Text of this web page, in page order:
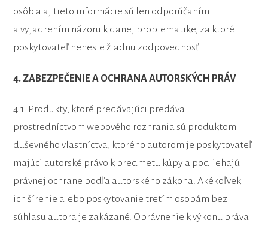
osôb a aj tieto informácie sú len odporúčaním
a vyjadrením názoru k danej problematike, za ktoré
poskytovateľ nenesie žiadnu zodpovednosť.
4. ZABEZPEČENIE A OCHRANA AUTORSKÝCH PRÁV
4.1. Produkty, ktoré predávajúci predáva
prostredníctvom webového rozhrania sú produktom
duševného vlastníctva, ktorého autorom je poskytovateľ
majúci autorské právo k predmetu kúpy a podliehajú
právnej ochrane podľa autorského zákona. Akékoľvek
ich šírenie alebo poskytovanie tretím osobám bez
súhlasu autora je zakázané. Oprávnenie k výkonu práva